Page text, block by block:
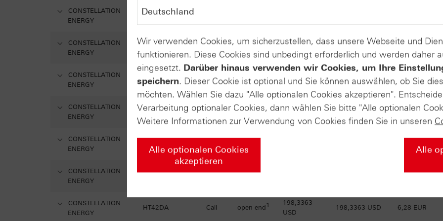
CONSTELLATION
ENERGY
HM77X1
CONSTELLATION
ENERGY
1
213,0516
USD
CONSTELLATION
ENERGY
HT4FU4 Call open end1
USD
209,3028 USD 5,34 EUR
CONSTELLATION
ENERGY
HT4BNN Call open end1 205,654 USD 205,654 USD 5,65 EUR
CONSTELLATION
ENERGY
CONSTELLATION
ENERGY
CONSTELLATION
ENERGY
HT42DA Call open end1
198,3363
USD
198,3363 USD 6,28 EUR
Wir verwenden Cookies, um sicherzustellen, dass unsere Webseite und
funktionieren. Diese Cookies sind unbedingt erforderlich und werden daher
eingesetzt. Darüber hinaus verwenden wir Cookies, um Ihre
speichern. Dieser Cookie ist optional und Sie können auswählen, ob Sie
möchten. Wählen Sie dazu "Alle optionalen Cookies akzeptieren".
Verarbeitung optionaler Cookies, dann wählen Sie bitte "Alle optionalen
Weitere Informationen zur Verwendung von Cookies finden Sie in unseren
Alle optionalen Cookies
akzeptieren
Alle